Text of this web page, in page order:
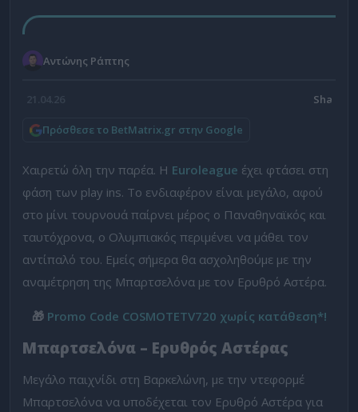
Αντώνης Ράπτης
21.04.26
Πρόσθεσε το BetMatrix.gr στην Google
Χαιρετώ όλη την παρέα. Η Euroleague έχει φτάσει στη
φάση των play ins. Το ενδιαφέρον είναι μεγάλο, αφού
στο μίνι τουρνουά παίρνει μέρος ο Παναθηναϊκός και
ταυτόχρονα, ο Ολυμπιακός περιμένει να μάθει τον
αντίπαλό του. Εμείς σήμερα θα ασχοληθούμε με την
αναμέτρηση της Μπαρτσελόνα με τον Ερυθρό Αστέρα.
🎁 Promo Code COSMOTETV720 χωρίς κατάθεση*!
Μπαρτσελόνα – Ερυθρός Αστέρας
Μεγάλο παιχνίδι στη Βαρκελώνη, με την ντεφορμέ
Μπαρτσελόνα να υποδέχεται τον Ερυθρό Αστέρα για